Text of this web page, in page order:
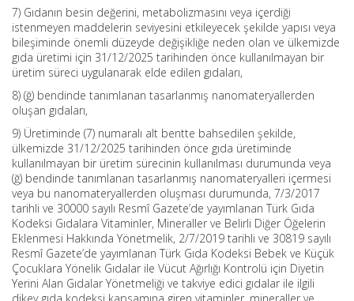
7) Gıdanın besin değerini, metabolizmasını veya içerdiği
istenmeyen maddelerin seviyesini etkileyecek şekilde yapısı veya
bileşiminde önemli düzeyde değişikliğe neden olan ve ülkemizde
gıda üretimi için 31/12/2025 tarihinden önce kullanılmayan bir
üretim süreci uygulanarak elde edilen gıdaları,
8) (ğ) bendinde tanımlanan tasarlanmış nanomateryallerden
oluşan gıdaları,
9) Üretiminde (7) numaralı alt bentte bahsedilen şekilde,
ülkemizde 31/12/2025 tarihinden önce gıda üretiminde
kullanılmayan bir üretim sürecinin kullanılması durumunda veya
(ğ) bendinde tanımlanan tasarlanmış nanomateryalleri içermesi
veya bu nanomateryallerden oluşması durumunda, 7/3/2017
tarihli ve 30000 sayılı Resmî Gazete’de yayımlanan Türk Gıda
Kodeksi Gıdalara Vitaminler, Mineraller ve Belirli Diğer Öğelerin
Eklenmesi Hakkında Yönetmelik, 2/7/2019 tarihli ve 30819 sayılı
Resmî Gazete’de yayımlanan Türk Gıda Kodeksi Bebek ve Küçük
Çocuklara Yönelik Gıdalar ile Vücut Ağırlığı Kontrolü için Diyetin
Yerini Alan Gıdalar Yönetmeliği ve takviye edici gıdalar ile ilgili